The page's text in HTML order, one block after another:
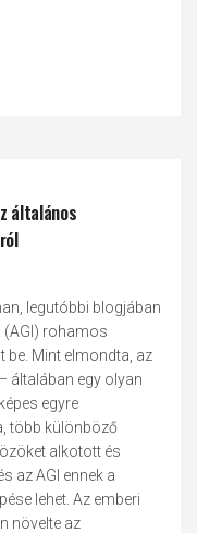
általános
legutóbbi blogjában
(AGI) rohamos
be. Mint elmondta, az
általában egy olyan
egyre
több különböző
alkotott és
az AGI ennek a
lehet. Az emberi
növelte az